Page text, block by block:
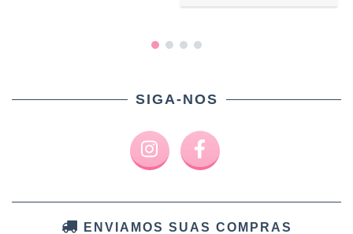
SIGA-NOS
ENVIAMOS SUAS COMPRAS